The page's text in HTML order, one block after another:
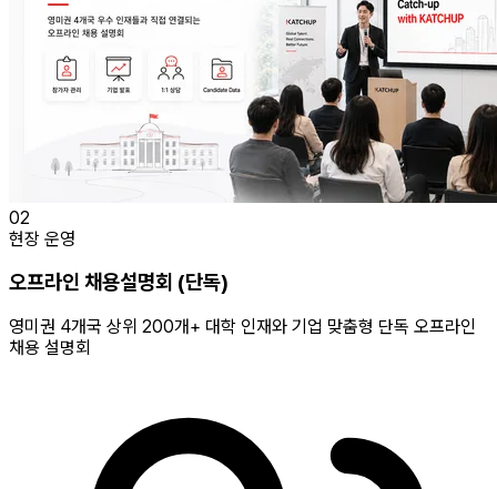
02
현장 운영
오프라인 채용설명회 (단독)
영미권 4개국 상위 200개+ 대학 인재와 기업 맞춤형 단독 오프라인
채용 설명회